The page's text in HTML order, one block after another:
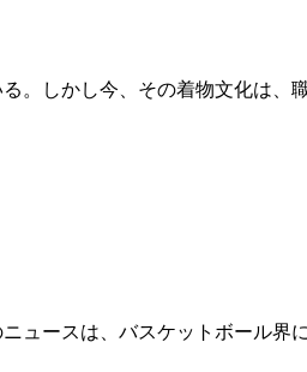
。しかし今、その着物文化は、
ュースは、バスケットボール界